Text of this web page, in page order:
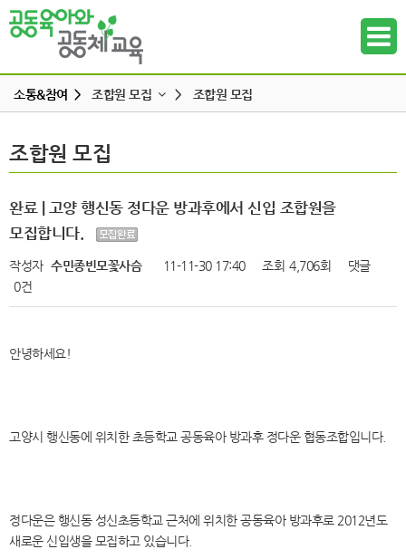
소통&참여 > 조합원 모집 >
공동육아 ing
터전 소식
알리고 싶어요
조합원 모집
조합원 모집
완료 | 고양 행신동 정다운 방과후에서 신입 조합원을
모집합니다.
작성자 수민종빈모꽃사슴 11-11-30 17:40 조회 4,706회
댓글
0건
안녕하세요!
고양시 행신동에 위치한 초등학교 공동육아 방과후 정다운 협동조합입니다.
정다운은 행신동 성신초등학교 근처에 위치한 공동육아 방과후로 2012년도
새로운 신입생을 모집하고 있습니다.